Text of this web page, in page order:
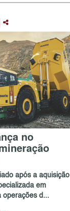
no
após a aquisição
em
operações d...